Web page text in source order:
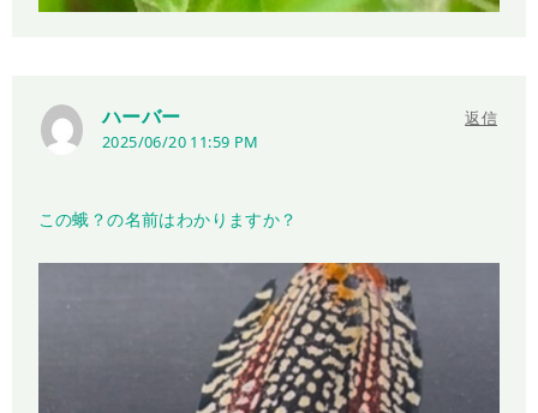
ハーバー
2025/06/20 11:59 PM
返信
この蛾？の名前はわかりますか？